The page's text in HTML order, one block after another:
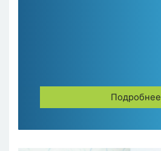
Подробнее